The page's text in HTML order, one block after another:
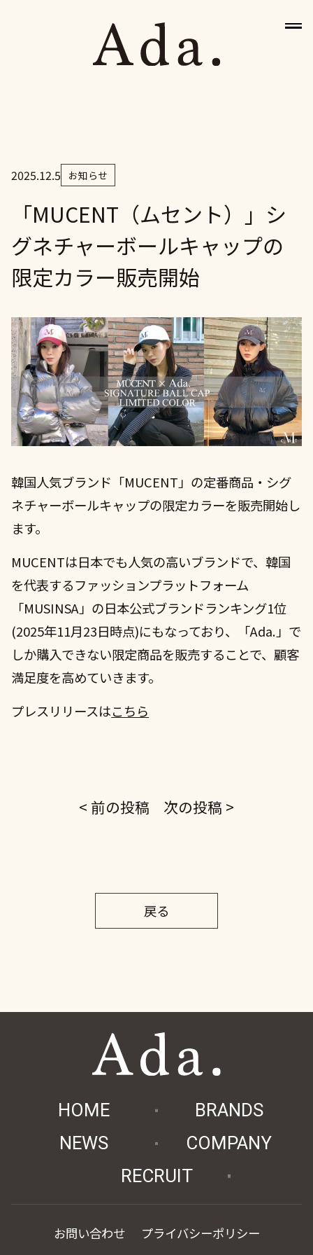
HOME
BRANDS
COMPANY
RECRUIT
2025.12.5 お知らせ
「MUCENT（ムセント）」シ
グネチャーボールキャップの
限定カラー販売開始
韓国人気ブランド「MUCENT」の定番商品・シグ
ネチャーボールキャップの限定カラーを販売開始し
ます。
MUCENTは日本でも人気の高いブランドで、韓国
を代表するファッションプラットフォーム
「MUSINSA」の日本公式ブランドランキング1位
(2025年11月23日時点)にもなっており、「Ada.」で
しか購入できない限定商品を販売することで、顧客
満足度を高めていきます。
プレスリリースはこちら
< 前の投稿 次の投稿 >
戻る
HOME
BRANDS
NEWS
COMPANY
RECRUIT
お問い合わせ プライバシーポリシー